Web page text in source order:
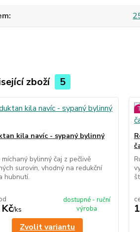
zboží 5
kila navíc - sypaný bylinný
míchaný bylinný čaj z pečlivě
surovin, vhodný na redukční
hubnutí.
/ks
dostupné - ruční
výroba
Zvolit variantu